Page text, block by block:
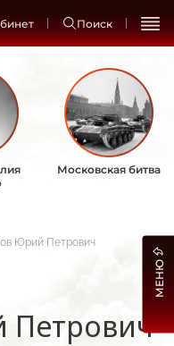
Поиск
Московская битва
Юрий Петрович
МЕНЮ